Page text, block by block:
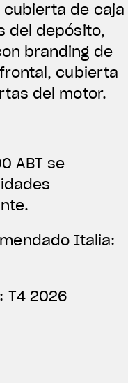
de caja
del depósito,
branding de
frontal, cubierta
del motor.
ABT se
Italia:
T4 2026